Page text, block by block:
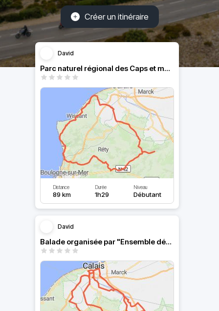
Créer un itinéraire
David
Parc naturel régional des Caps et marais d’Opale.
Distance
89 km
Durée
1h29
Niveau
Débutant
David
Balade organisée par "Ensemble décrochons les étoiles"